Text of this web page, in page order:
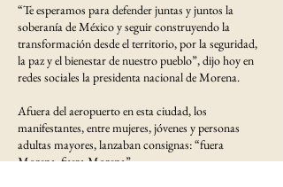
“Te esperamos para defender juntas y juntos la
soberanía de México y seguir construyendo la
transformación desde el territorio, por la seguridad,
la paz y el bienestar de nuestro pueblo”, dijo hoy en
redes sociales la presidenta nacional de Morena.
Afuera del aeropuerto en esta ciudad, los
manifestantes, entre mujeres, jóvenes y personas
adultas mayores, lanzaban consignas: “fuera
Morena, fuera Morena”.